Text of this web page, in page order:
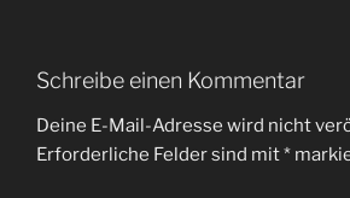
Schreibe einen Kommentar
Deine E-Mail-Adresse wird nicht
Erforderliche Felder sind mit*